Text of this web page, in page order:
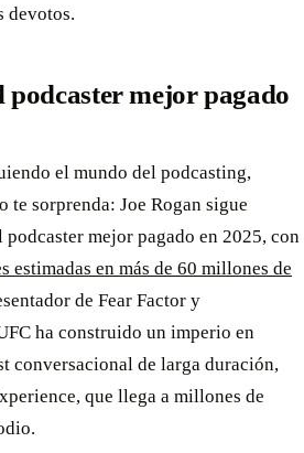
devotos.
podcaster mejor pagado
el mundo del podcasting,
te sorprenda: Joe Rogan sigue
mejor pagado en 2025, con
estimadas en más de 60 millones de
de Fear Factor y
ha construido un imperio en
conversacional de larga duración,
que llega a millones de